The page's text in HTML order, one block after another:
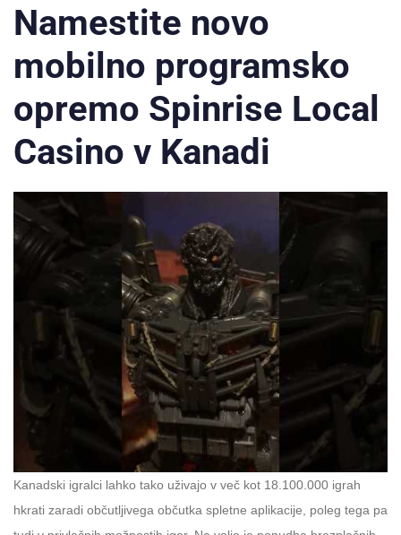
Namestite novo
mobilno programsko
opremo Spinrise Local
Casino v Kanadi
Kanadski igralci lahko tako uživajo v več kot 18.100.000 igrah
hkrati zaradi občutljivega občutka spletne aplikacije, poleg tega pa